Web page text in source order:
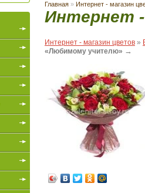
Главная » Интернет - магазин
Интернет
Интернет - магазин цветов »
«Любимому учителю» →